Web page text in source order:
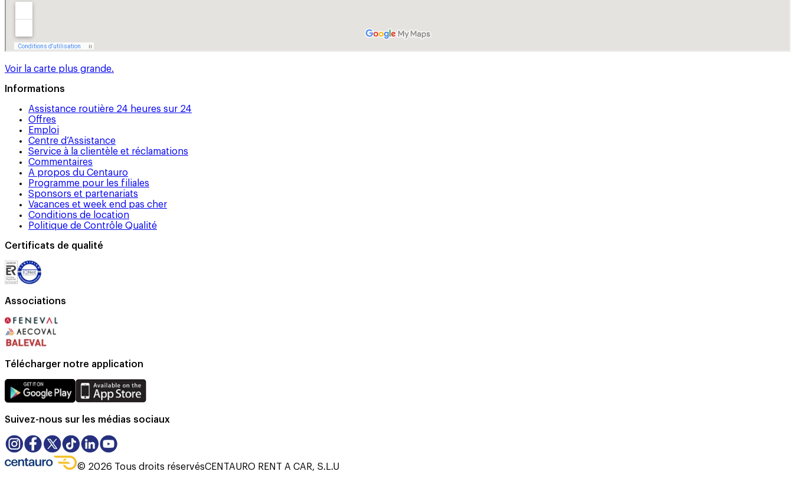
Voir la carte plus grande.
Informations
Assistance routière 24 heures sur 24
Offres
Emploi
Centre d’Assistance
Service à la clientèle et réclamations
Commentaires
A propos du Centauro
Programme pour les filiales
Sponsors et partenariats
Vacances et week end pas cher
Conditions de location
Politique de Contrôle Qualité
Certificats de qualité
Associations
Télécharger notre application
Suivez-nous sur les médias sociaux
© 2026 Tous droits réservésCENTAURO RENT A CAR, S.L.U